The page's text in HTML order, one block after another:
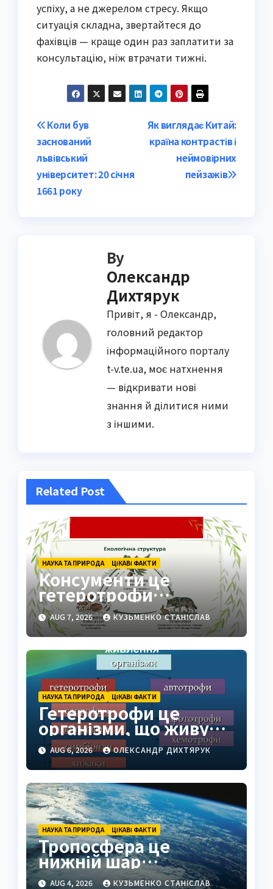
успіху, а не джерелом стресу. Якщо
ситуація складна, звертайтеся до
фахівців — краще один раз заплатити за
консультацію, ніж втрачати тижні.
Post
navigation
Як виглядає Китай:
країна контрастів і
неймовірних
пейзажів
Коли був
заснований
львівський
університет: 20 січня
1661 року
By
Олександр
Дихтярук
Привіт, я - Олександр,
головний редактор
інформаційного порталу
t-v.te.ua, моє натхнення
— відкривати нові
знання й ділитися ними
з іншими.
Related Post
НАУКА ТА ПРИРОДА ЦІКАВІ ФАКТИ
Консументи це
гетеротрофи
екосистеми
AUG 7, 2026 КУЗЬМЕНКО СТАНІСЛАВ
НАУКА ТА ПРИРОДА ЦІКАВІ ФАКТИ
Гетеротрофи це
організми, що живуть
за рахунок готової
органіки
AUG 6, 2026 ОЛЕКСАНДР ДИХТЯРУК
НАУКА ТА ПРИРОДА ЦІКАВІ ФАКТИ
Тропосфера це
нижній шар
атмосфери Землі
AUG 4, 2026 КУЗЬМЕНКО СТАНІСЛАВ